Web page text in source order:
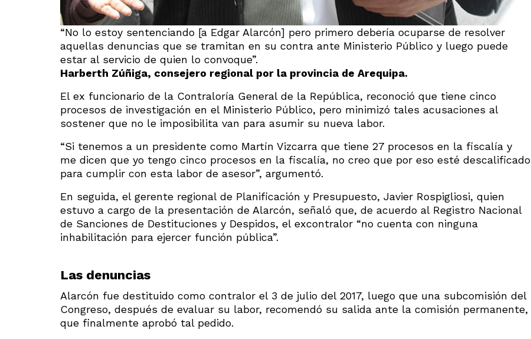
“No lo estoy sentenciando [a Edgar Alarcón] pero primero debería ocuparse de resolver
aquellas denuncias que se tramitan en su contra ante Ministerio Público y luego puede
estar al servicio de quien lo convoque”.
Harberth Zúñiga, consejero regional por la provincia de Arequipa.
El ex funcionario de la Contraloría General de la República, reconoció que tiene cinco
procesos de investigación en el Ministerio Público, pero minimizó tales acusaciones al
sostener que no le imposibilita van para asumir su nueva labor.
“Si tenemos a un presidente como Martín Vizcarra que tiene 27 procesos en la fiscalía y
me dicen que yo tengo cinco procesos en la fiscalía, no creo que por eso esté descalificado
para cumplir con esta labor de asesor”, argumentó.
En seguida, el gerente regional de Planificación y Presupuesto, Javier Rospigliosi, quien
estuvo a cargo de la presentación de Alarcón, señaló que, de acuerdo al Registro Nacional
de Sanciones de Destituciones y Despidos, el excontralor “no cuenta con ninguna
inhabilitación para ejercer función pública”.
Las denuncias
Alarcón fue destituido como contralor el 3 de julio del 2017, luego que una subcomisión del
Congreso, después de evaluar su labor, recomendó su salida ante la comisión permanente,
que finalmente aprobó tal pedido.